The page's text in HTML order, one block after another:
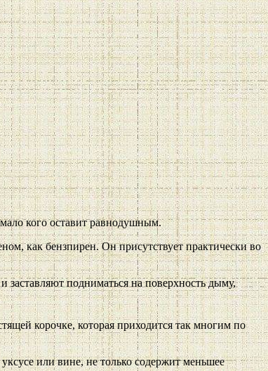
кого оставит равнодушным.
как бензпирен. Он присутствует практически во
заставляют подниматься на поверхность дыму,
корочке, которая приходится так многим по
или вине, не только содержит меньшее